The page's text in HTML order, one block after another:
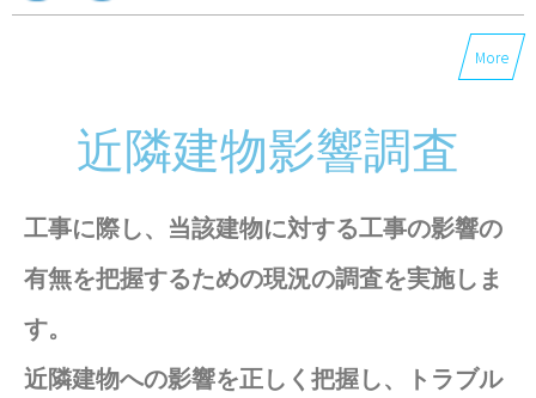
More
近隣建物影響調査
工事に際し、当該建物に対する工事の影響の
有無を把握するための現況の調査を実施しま
す。
近隣建物への影響を正しく把握し、トラブル